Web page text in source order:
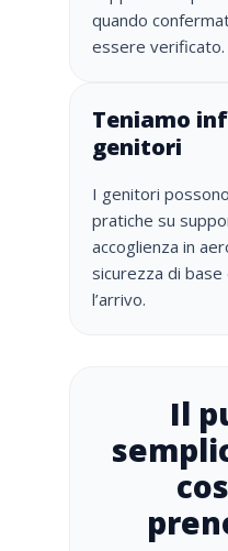
quando
essere verificato.
Teniamo
genitori
I genitori
pratiche su
accoglienza in
sicurezza di
l’arrivo.
Il